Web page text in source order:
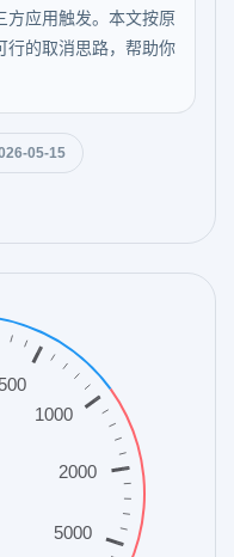
方应用触发。本文按原
行的取消思路，帮助你
05-15